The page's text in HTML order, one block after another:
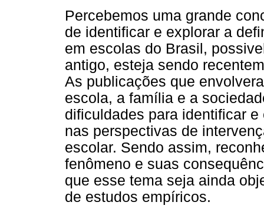
Percebemos uma grande
de identificar e explorar a
em escolas do Brasil,
antigo, esteja sendo
As publicações que
escola, a família e a
dificuldades para identificar
nas perspectivas de
escolar. Sendo assim,
fenômeno e suas
que esse tema seja ainda
de estudos empíricos.